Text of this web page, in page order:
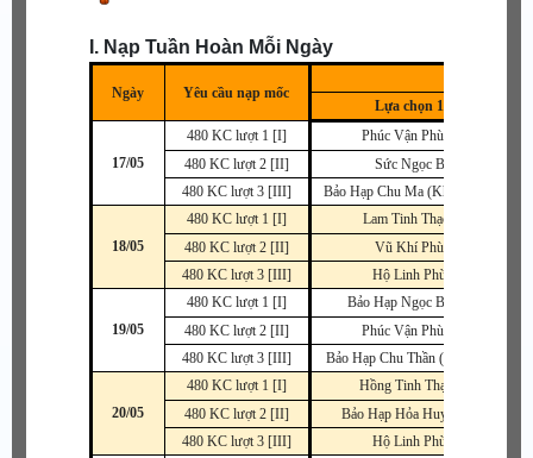
I. Nạp Tuần Hoàn Mỗi Ngày
Ngày Yêu cầu nạp mốc
Lựa chọn 1
17/05
480 KC lượt 1 [I]
Phúc Vận Phù A
480 KC lượt 2 [II]
Sức Ngọc B
480 KC lượt 3 [III]
Bảo Hạp Chu Ma (Khuyên) A
18/05
480 KC lượt 1 [I]
Lam Tinh Thạch
480 KC lượt 2 [II]
Vũ Khí Phù
480 KC lượt 3 [III]
Hộ Linh Phù
19/05
480 KC lượt 1 [I]
Bảo Hạp Ngọc B~SR
480 KC lượt 2 [II]
Phúc Vận Phù A
480 KC lượt 3 [III]
Bảo Hạp Chu Thần (Nhẫn) A
20/05
480 KC lượt 1 [I]
Hồng Tinh Thạch
480 KC lượt 2 [II]
Bảo Hạp Hỏa Huyết SR
480 KC lượt 3 [III]
Hộ Linh Phù